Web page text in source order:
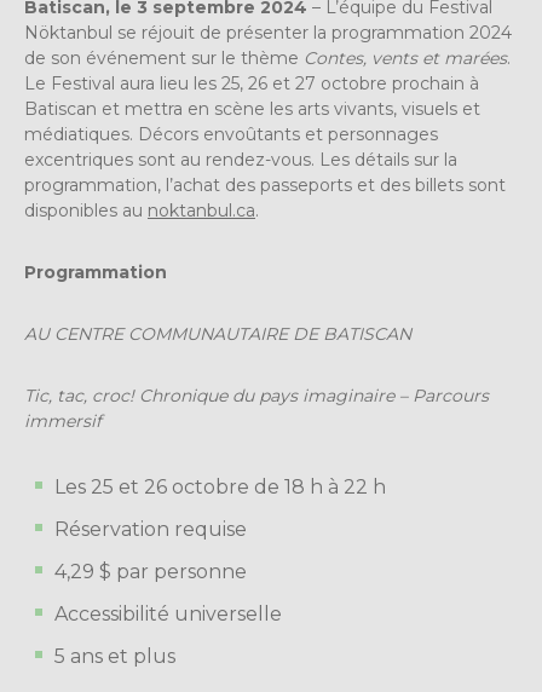
Batiscan, le 3 septembre 2024 – L’équipe du Festival
Nöktanbul se réjouit de présenter la programmation 2024
de son événement sur le thème Contes, vents et marées.
Le Festival aura lieu les 25, 26 et 27 octobre prochain à
Batiscan et mettra en scène les arts vivants, visuels et
médiatiques. Décors envoûtants et personnages
excentriques sont au rendez-vous. Les détails sur la
programmation, l’achat des passeports et des billets sont
disponibles au noktanbul.ca.
Programmation
AU CENTRE COMMUNAUTAIRE DE BATISCAN
Tic, tac, croc! Chronique du pays imaginaire – Parcours
immersif
Les 25 et 26 octobre d e 18 h à 22 h
Réservation requise
4,29 $ par personne
Accessibilité universelle
5 ans et plus